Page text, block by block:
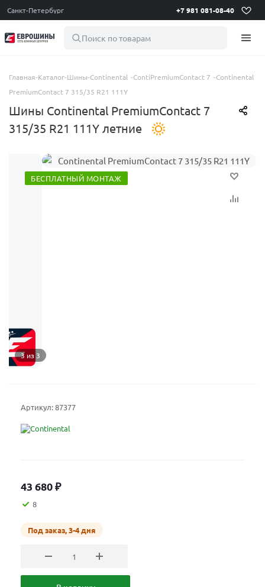
Санкт-Петербург +7 981 081-08-40
Поиск по товарам
Главная-Каталог-Шины-Continental -ContiPremiumContact 7 -Continental
PremiumContact 7 315/35 R21 111Y
Шины Continental PremiumContact 7
315/35 R21 111Y летние
БЕСПЛАТНЫЙ МОНТАЖ
3 из 3
Артикул:87377
43 680₽
8
Под заказ, 3-4 дня